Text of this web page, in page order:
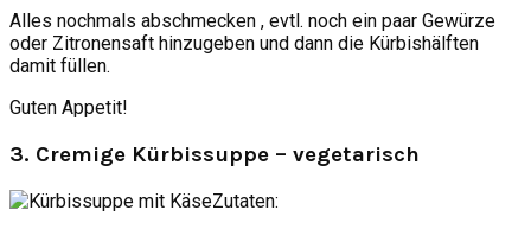
Alles nochmals abschmecken , evtl. noch ein paar Gewürze
oder Zitronensaft hinzugeben und dann die Kürbishälften
damit füllen.
Guten Appetit!
3. Cremige Kürbissuppe – vegetarisch
Zutaten: